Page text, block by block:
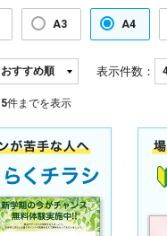
A3 A4
表示件数：
5件までを表示